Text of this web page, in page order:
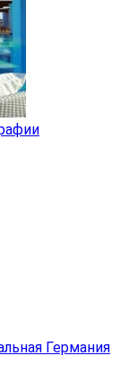
Германия